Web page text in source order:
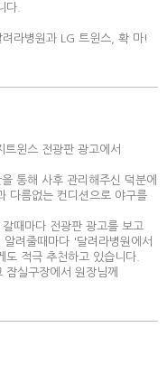
다.
라병원과 LG 트윈스, 확 마!
윈스 전광판 광고에서
통해 사후 관리해주신 덕분에
다름없는 컨디션으로 야구를
때마다 전광판 광고를 보고
려줄때마다 '달려라병원에서
적극 추천하고 있습니다.
실구장에서 원장님께